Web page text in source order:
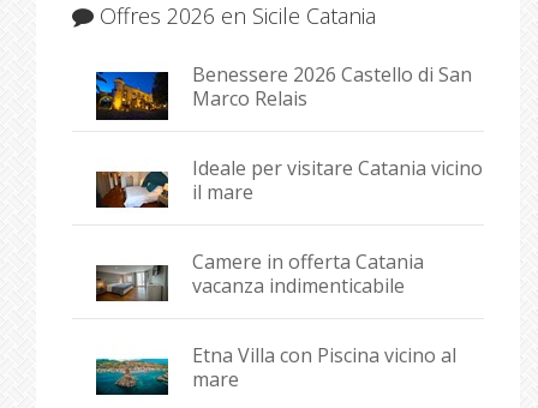
Offres 2026 en Sicile Catania
Benessere 2026 Castello di San
Marco Relais
Ideale per visitare Catania vicino
il mare
Camere in offerta Catania
vacanza indimenticabile
Etna Villa con Piscina vicino al
mare